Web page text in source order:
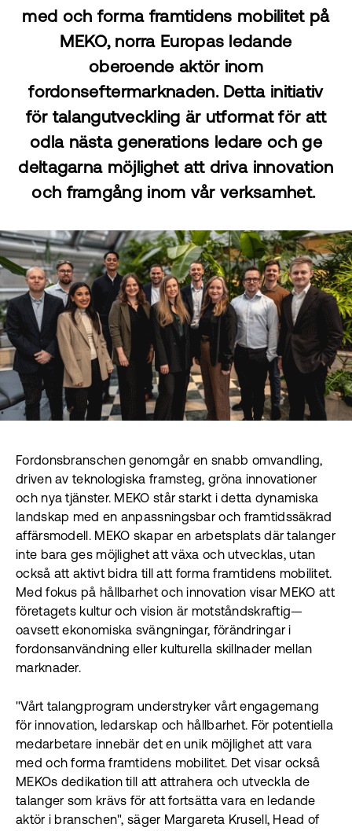
med och forma framtidens mobilitet på
MEKO, norra Europas ledande
oberoende aktör inom
fordonseftermarknaden. Detta initiativ
för talangutveckling är utformat för att
odla nästa generations ledare och ge
deltagarna möjlighet att driva innovation
och framgång inom vår verksamhet.
Fordonsbranschen genomgår en snabb omvandling,
driven av teknologiska framsteg, gröna innovationer
och nya tjänster. MEKO står starkt i detta dynamiska
landskap med en anpassningsbar och framtidssäkrad
affärsmodell. MEKO skapar en arbetsplats där talanger
inte bara ges möjlighet att växa och utvecklas, utan
också att aktivt bidra till att forma framtidens mobilitet.
Med fokus på hållbarhet och innovation visar MEKO att
företagets kultur och vision är motståndskraftig—
oavsett ekonomiska svängningar, förändringar i
fordonsanvändning eller kulturella skillnader mellan
marknader.
"Vårt talangprogram understryker vårt engagemang
för innovation, ledarskap och hållbarhet. För potentiella
medarbetare innebär det en unik möjlighet att vara
med och forma framtidens mobilitet. Det visar också
MEKOs dedikation till att attrahera och utveckla de
talanger som krävs för att fortsätta vara en ledande
aktör i branschen", säger Margareta Krusell, Head of